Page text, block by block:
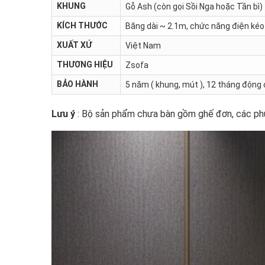
KHUNG
Gỗ Ash (còn gọi Sồi Nga hoặc Tần
KÍCH THƯỚC
Băng dài ~ 2.1m, chức năng điện
XUẤT XỨ
Việt Nam
THƯƠNG HIỆU
Zsofa
BẢO HÀNH
5 năm ( khung, mút ), 12 tháng
Lưu ý : Bộ sản phẩm chưa bàn gồm ghế đơn, các